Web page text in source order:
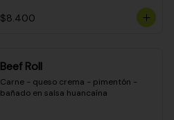
$8.400
Beef Roll
Carne - queso crema - pimentón -
bañado en salsa huancaína